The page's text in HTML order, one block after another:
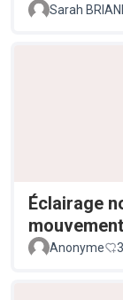
Sarah
Éclairage
Anonyme 3